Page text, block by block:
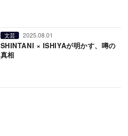
文芸 2025.08.01
SHINTANI × ISHIYAが明かす、噂の
真相